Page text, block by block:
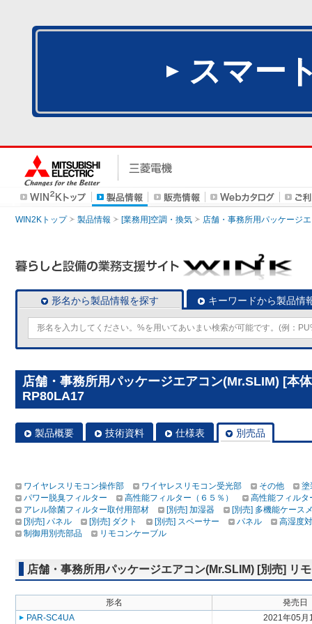
スマー
WIN2Kトップ 製品情報 [業務用]空調・換気 店舗・事務所用パッケージ
形名から製品情報を探す キーワードから製品情
店舗・事務所用パッケージエアコン(Mr.SLIM) [本
RP80LA17
製品概要 技術資料 仕様表 別売品
ワイヤレスリモコン操作部 ワイヤレスリモコン受光部 その他
塗
パワー脱臭フィルター
高性能フィルター（６５％）
高性能フィルタ
アレル除菌フィルター取付用部材
[別売] 加湿器
[別売] 多機能ケース
[別売] パネル
[別売] ダクト [別売] スペーサー パネル
高湿度
制御用別売部品
リモコンケーブル
店舗・事務所用パッケージエアコン(Mr.SLIM) [別売] リ
形名
発売日
PAR-SC4UA
2021年05月